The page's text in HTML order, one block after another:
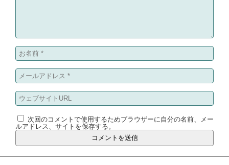
次回のコメントで使用するためブラウザーに自分の名前、メー
ルアドレス、サイトを保存する。